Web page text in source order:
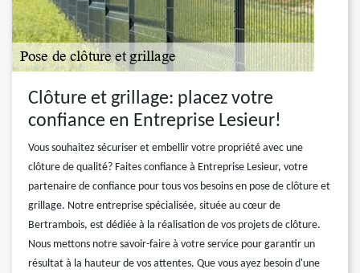
Clôture et grillage: placez votre
confiance en Entreprise Lesieur!
Vous souhaitez sécuriser et embellir votre propriété avec une
clôture de qualité? Faites confiance à Entreprise Lesieur, votre
partenaire de confiance pour tous vos besoins en pose de clôture et
grillage. Notre entreprise spécialisée, située au cœur de
Bertrambois, est dédiée à la réalisation de vos projets de clôture.
Nous mettons notre savoir-faire à votre service pour garantir un
résultat à la hauteur de vos attentes. Que vous ayez besoin d'une